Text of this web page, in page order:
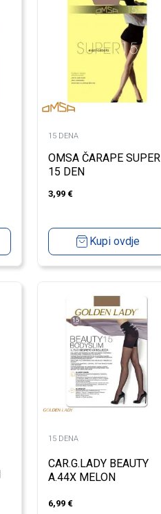
15 DENA
OMSA ČARAPE SUPER
15 DEN
3,99 €
Kupi ovdje
15 DENA
CAR.G.LADY BEAUTY
A.44X MELON
6,99 €